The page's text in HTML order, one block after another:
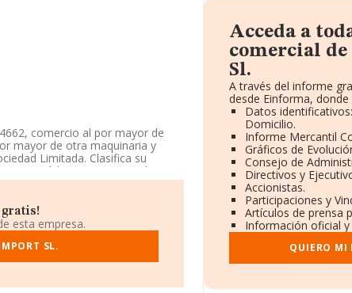
comercio al por mayor de
mayor de otra maquinaria y
Limitada. Clasifica su
código 4662. No realiza
al 2018 y según los datos a
de la media de sector.
esta empresa.
SL.
Acceda a
comercial
Sl.
A través del informe
desde Einforma,
Datos
Domicilio.
Informe Mercantil
Gráficos de
Consejo de
Directivos y
Accionistas.
Participaciones y
Artículos de prensa
Información oficial
QUIERO MI